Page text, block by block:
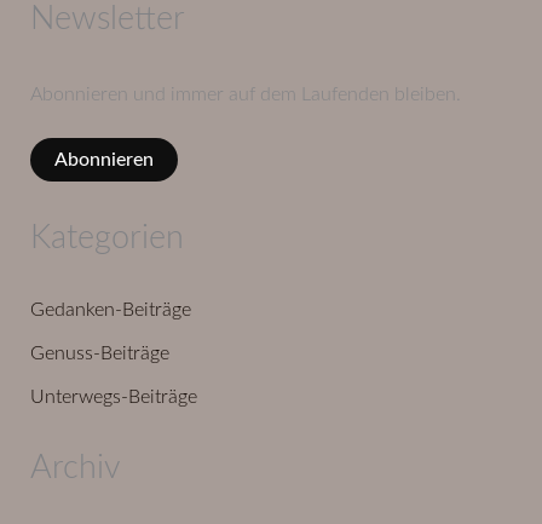
Newsletter
Abonnieren und immer auf dem Laufenden bleiben.
Abonnieren
Kategorien
Gedanken-Beiträge
Genuss-Beiträge
Unterwegs-Beiträge
Archiv